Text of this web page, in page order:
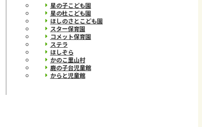
星の子こども園
星の杜こども園
ほしのさとこども園
スター保育園
コメット保育園
ステラ
ほしぞら
かのこ里山村
鹿の子台児童館
からと児童館